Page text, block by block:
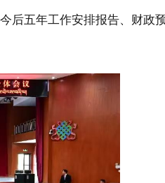
五年工作安排报告、财政预